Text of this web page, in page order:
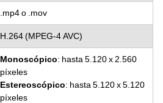
.mp4 o .mov
H.264 (MPEG-4 AVC)
Monoscópico: hasta 5.120 x 2.560
píxeles
Estereoscópico: hasta 5.120 x 5.120
píxeles